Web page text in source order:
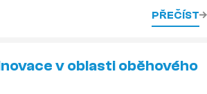
PŘEČÍST
v oblasti oběhového